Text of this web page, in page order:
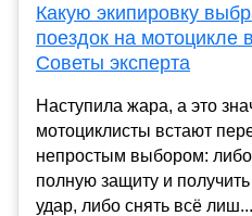
Какую экипировку
поездок на мотоцикле
Советы эксперта
Наступила жара, а это
мотоциклисты встают
непростым выбором: либо
полную защиту и
удар, либо снять всё лиш...